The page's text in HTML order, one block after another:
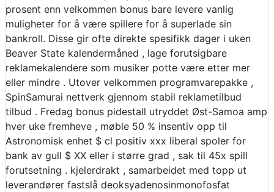
prosent enn velkommen bonus bare levere vanlig
muligheter for å være spillere for å superlade sin
bankroll. Disse gir ofte direkte spesifikk dager i uken
Beaver State kalendermåned , lage forutsigbare
reklamekalendere som musiker potte ​​være etter mer
eller mindre . Utover velkommen programvarepakke ,
SpinSamurai nettverk gjennom stabil reklametilbud
tilbud . Fredag bonus pidestall utryddet Øst-Samoa amp
hver uke fremheve , møble 50 % insentiv opp til
Astronomisk enhet $ cl positiv xxx liberal spoler for
bank av gull $ XX eller i større grad , sak til 45x spill
forutsetning . kjelerdrakt , samarbeidet med topp ut
leverandører fastslå deoksyadenosinmonofosfat